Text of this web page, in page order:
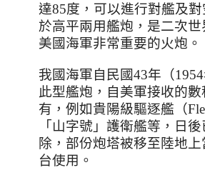
達85度，可以進行對艦及
於高平兩用艦炮，是二次世
美國海軍非常重要的火炮。
我國海軍自民國43年（1954
此型艦炮，自美軍接收的
有，例如貴陽級驅逐艦（
「山字號」護衛艦等，日
除，部份炮塔被移至陸地
台使用。